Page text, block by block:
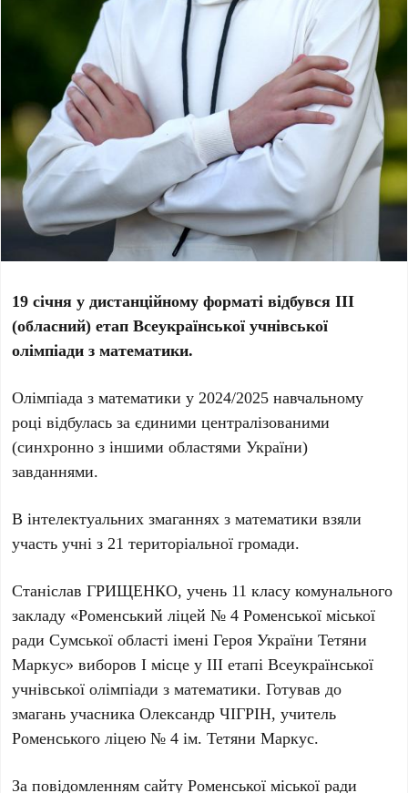
19 січня у дистанційному форматі відбувся ІІІ
(обласний) етап Всеукраїнської учнівської
олімпіади з математики.
Олімпіада з математики у 2024/2025 навчальному
році відбулась за єдиними централізованими
(синхронно з іншими областями України)
завданнями.
В інтелектуальних змаганнях з математики взяли
участь учні з 21 територіальної громади.
Станіслав ГРИЩЕНКО, учень 11 класу комунального
закладу «Роменський ліцей № 4 Роменської міської
ради Сумської області імені Героя України Тетяни
Маркус» виборов І місце у ІІІ етапі Всеукраїнської
учнівської олімпіади з математики. Готував до
змагань учасника Олександр ЧІГРІН, учитель
Роменського ліцею № 4 ім. Тетяни Маркус.
За повідомленнямсайту Роменської міської ради